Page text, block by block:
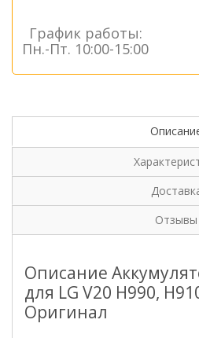
График работы:
Пн.-Пт. 10:00-15:00
Отзывы
Описание
для LG V20 H990,
Оригинал